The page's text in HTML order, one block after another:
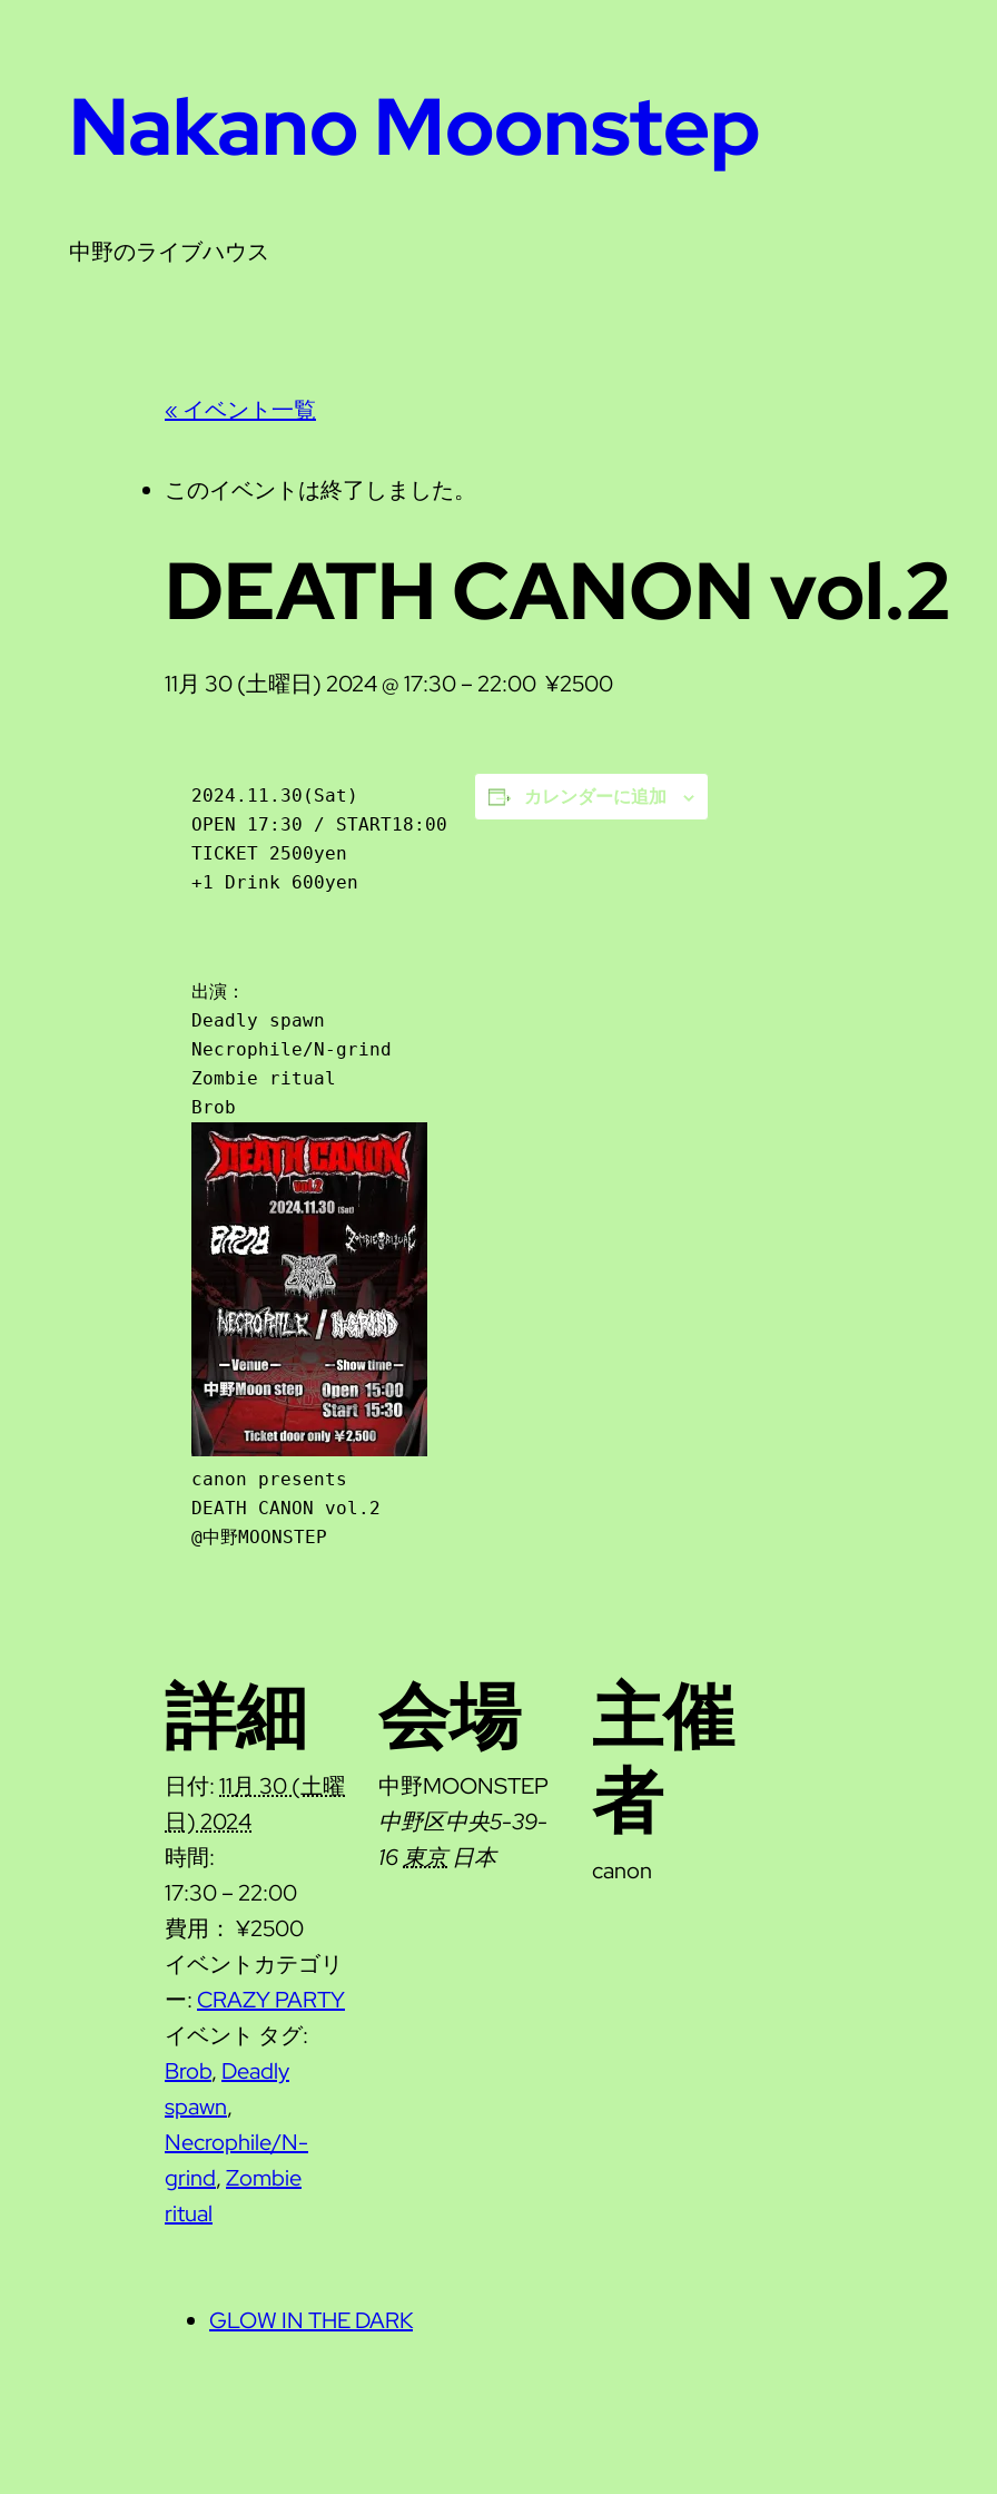
Nakano Moonstep
中野のライブハウス
« イベント一覧
このイベントは終了しました。
DEATH CANON vol.2
11月 30 (土曜日) 2024 @ 17:30– 22:00 ¥2500
2024.11.30(Sat)
OPEN 17:30 / START18:00
TICKET 2500yen
+1 Drink 600yen
出演：
Deadly spawn
Necrophile/N-grind
Zombie ritual
canon presents
DEATH CANON vol.2
@中野MOONSTEP
カレンダーに追加
詳細
日付:11月 30 (土曜
日) 2024
時間:
17:30 – 22:00
費用： ¥2500
イベントカテゴリ
ー: CRAZY PARTY
イベント タグ:
Brob, Deadly
spawn,
Necrophile/N-
grind,Zombie
ritual
会場
中野MOONSTEP
中野区中央5-39-
16東京 日本
主催
者
canon
GLOW IN THE DARK